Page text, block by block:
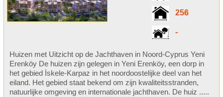
256
-
Huizen met Uitzicht op de Jachthaven in Noord-Cyprus Yeni
Erenköy De huizen zijn gelegen in Yeni Erenköy, een dorp in
het gebied İskele-Karpaz in het noordoostelijke deel van het
eiland. Het gebied staat bekend om zijn kwaliteitsstranden,
natuurlijke omgeving en internationale jachthaven. De huiz .....